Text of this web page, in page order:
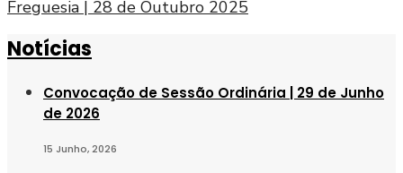
Freguesia | 28 de Outubro 2025
Notícias
Convocação de Sessão Ordinária | 29 de Junho
de 2026
15 Junho, 2026